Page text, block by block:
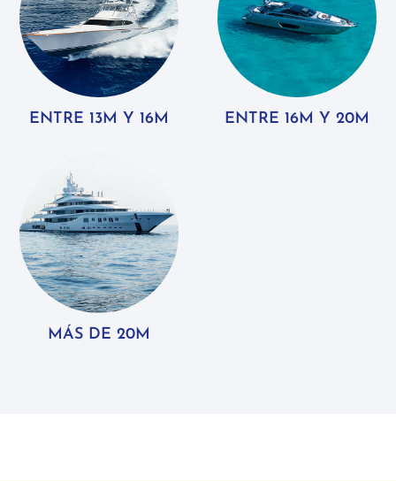
ENTRE 13M Y 16M ENTRE 16M Y 20M
MÁS DE 20M